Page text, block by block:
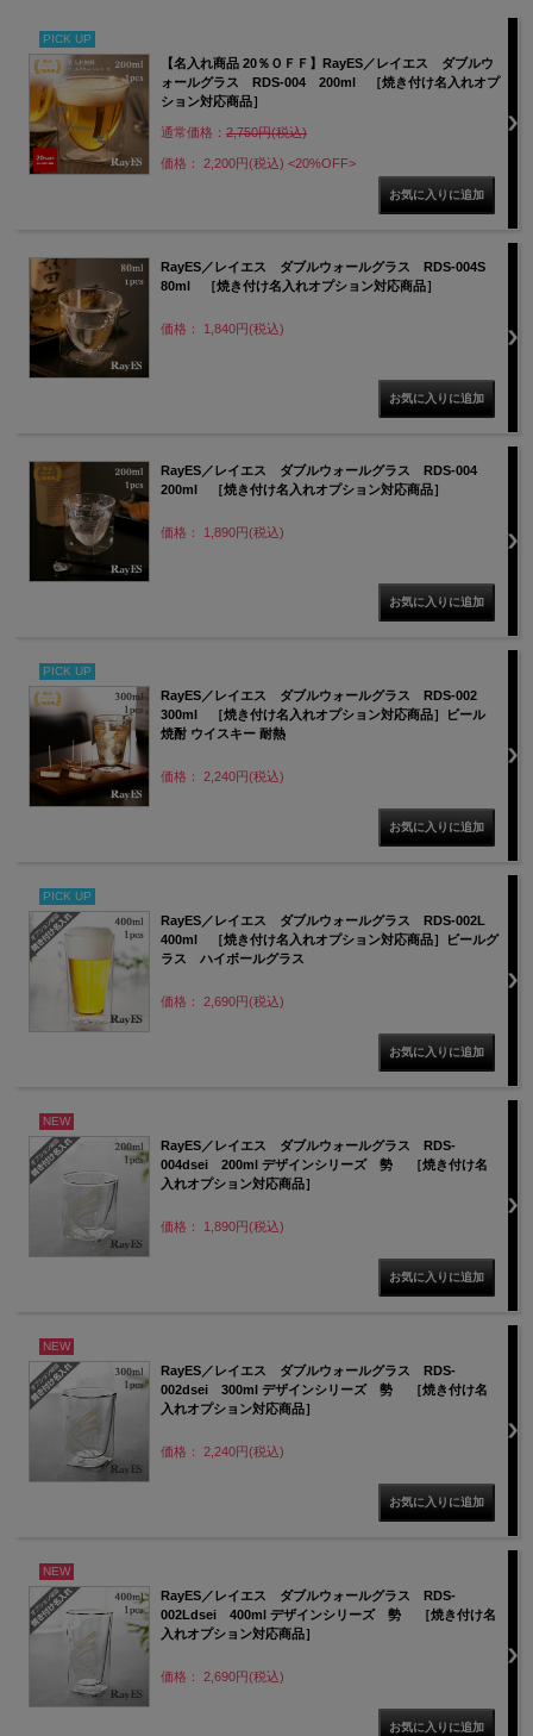
PICK UP
【名入れ商品 20％ＯＦＦ】RayES／レイエス ダブルウ
ォールグラス RDS-004 200ml ［焼き付け名入れオプ
ション対応商品］
通常価格： 2,750円(税込)
価格： 2,200円(税込) <20%OFF>
RayES／レイエス ダブルウォールグラス RDS-004S
80ml ［焼き付け名入れオプション対応商品］
価格： 1,840円(税込)
RayES／レイエス ダブルウォールグラス RDS-004
200ml ［焼き付け名入れオプション対応商品］
価格： 1,890円(税込)
PICK UP
RayES／レイエス ダブルウォールグラス RDS-002
300ml ［焼き付け名入れオプション対応商品］ビール
焼酎 ウイスキー 耐熱
価格： 2,240円(税込)
PICK UP
RayES／レイエス ダブルウォールグラス RDS-002L
400ml ［焼き付け名入れオプション対応商品］ビールグ
ラス ハイボールグラス
価格： 2,690円(税込)
NEW
RayES／レイエス ダブルウォールグラス RDS-
004dsei 200ml デザインシリーズ 勢 ［焼き付け名
入れオプション対応商品］
価格： 1,890円(税込)
NEW
RayES／レイエス ダブルウォールグラス RDS-
002dsei 300ml デザインシリーズ 勢 ［焼き付け名
入れオプション対応商品］
価格： 2,240円(税込)
NEW
RayES／レイエス ダブルウォールグラス RDS-
002Ldsei 400ml デザインシリーズ 勢 ［焼き付け名
入れオプション対応商品］
価格： 2,690円(税込)